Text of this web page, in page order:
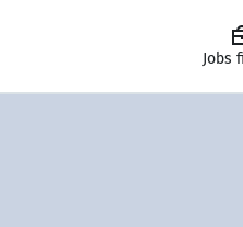
Jobs